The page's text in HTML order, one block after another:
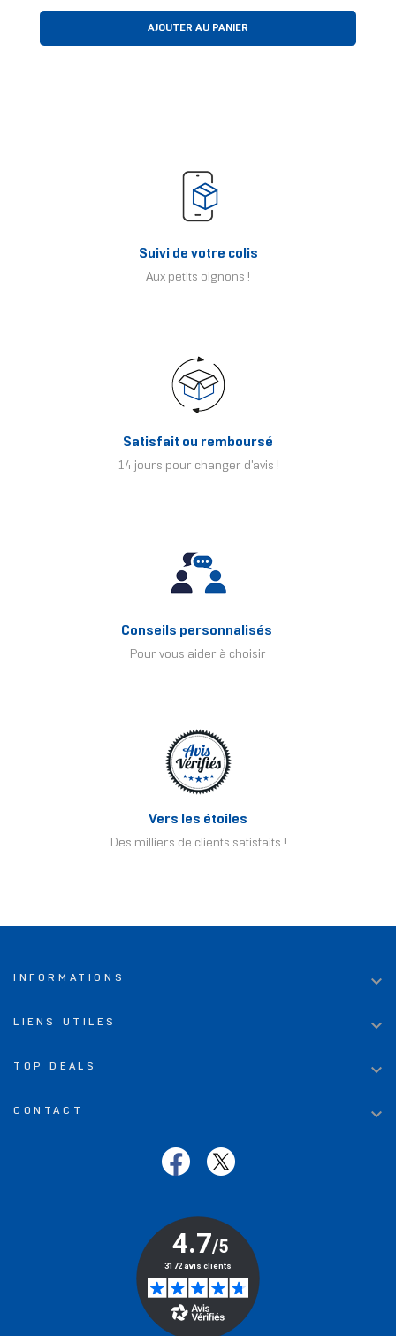
AJOUTER AU PANIER
Suivi de votre colis
Aux petits oignons !
Satisfait ou remboursé
14 jours pour changer d'avis !
Conseils personnalisés
Pour vous aider à choisir
Vers les étoiles
Des milliers de clients satisfaits !
INFORMATIONS 
LIENS UTILES 
TOP DEALS 
CONTACT 